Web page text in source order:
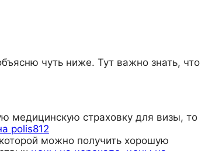
чуть ниже. Тут важно знать, что
медицинскую страховку для визы, то
polis812
можно получить хорошую